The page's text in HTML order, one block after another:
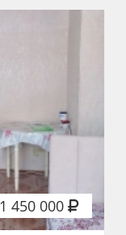
1 450 000